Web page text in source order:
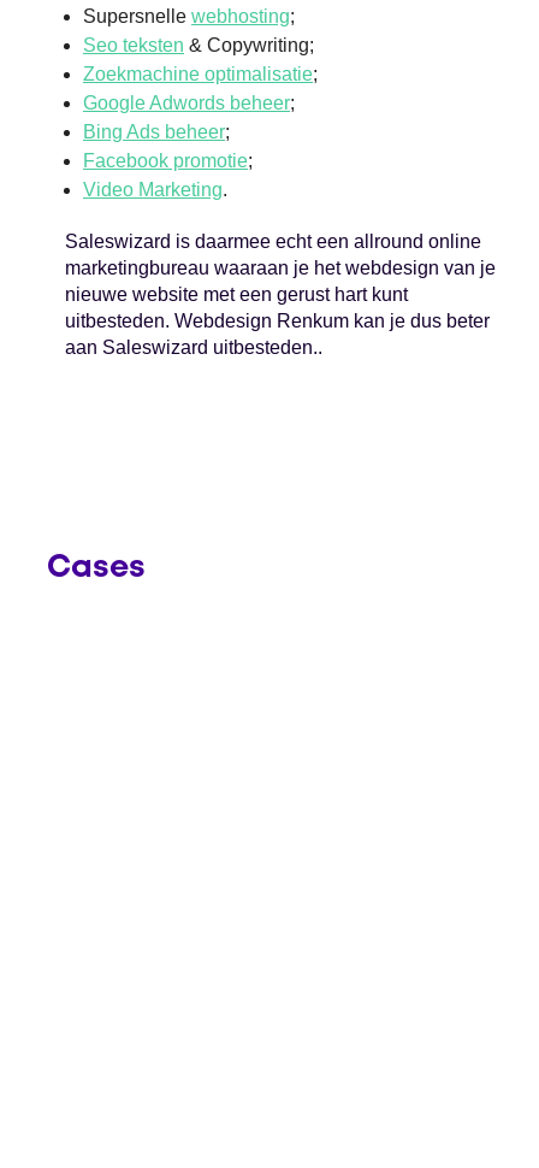
Supersnelle webhosting;
Seo teksten & Copywriting;
Zoekmachine optimalisatie;
Google Adwords beheer;
Bing Ads beheer;
Facebook promotie;
Video Marketing.
Saleswizard is daarmee echt een allround online
marketingbureau waaraan je het webdesign van je
nieuwe website met een gerust hart kunt
uitbesteden. Webdesign Renkum kan je dus beter
aan Saleswizard uitbesteden..
Cases